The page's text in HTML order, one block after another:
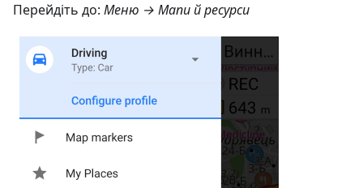
Перейдіть до: Меню → Мапи й ресурси